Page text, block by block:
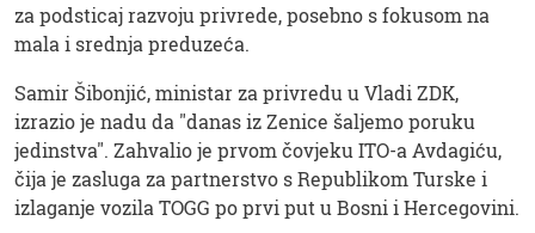
za podsticaj razvoju privrede, posebno s fokusom na
mala i srednja preduzeća.
Samir Šibonjić, ministar za privredu u Vladi ZDK,
izrazio je nadu da "danas iz Zenice šaljemo poruku
jedinstva". Zahvalio je prvom čovjeku ITO-a Avdagiću,
čija je zasluga za partnerstvo s Republikom Turske i
izlaganje vozila TOGG po prvi put u Bosni i Hercegovini.